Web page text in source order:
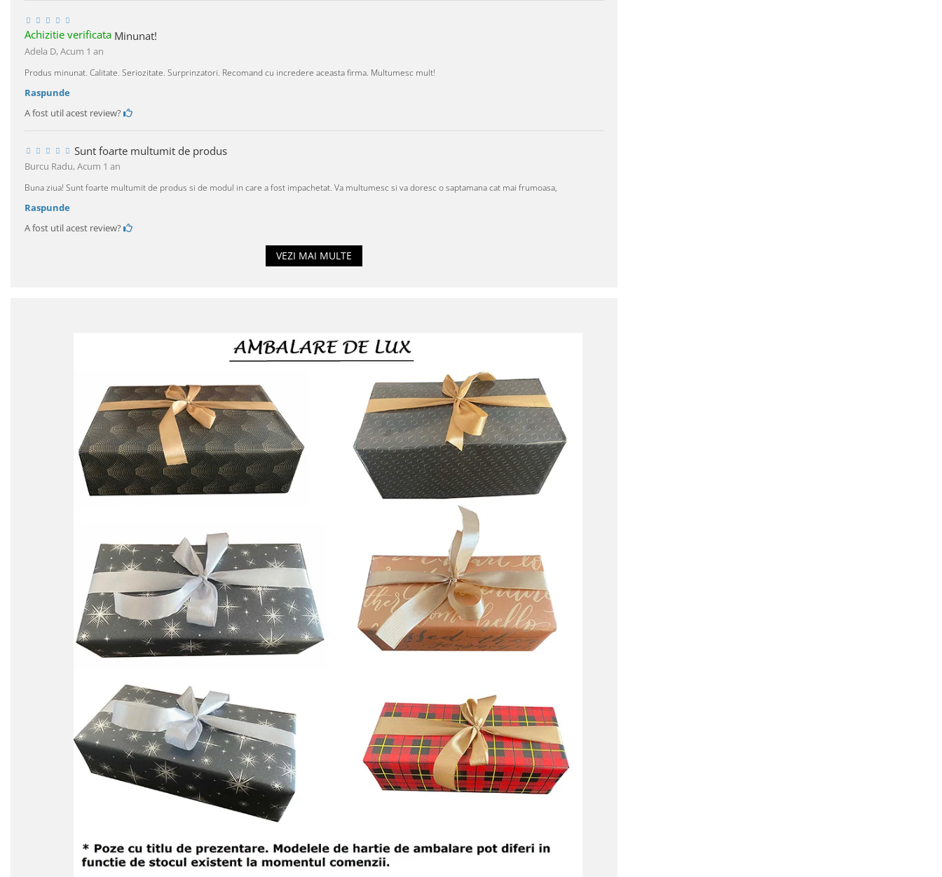
Achizitie verificata Minunat!
Adela D,Acum 1 an
Produs minunat. Calitate. Seriozitate. Surprinzatori. Recomand cu incredere aceasta firma. Multumesc mult!
Raspunde
A fost util acest review?
Sunt foarte multumit de produs
Burcu Radu,Acum 1 an
Buna ziua! Sunt foarte multumit de produs si de modul in care a fost impachetat. Va multumesc si va doresc o saptamana cat mai frumoasa,
Raspunde
A fost util acest review?
VEZI MAI MULTE